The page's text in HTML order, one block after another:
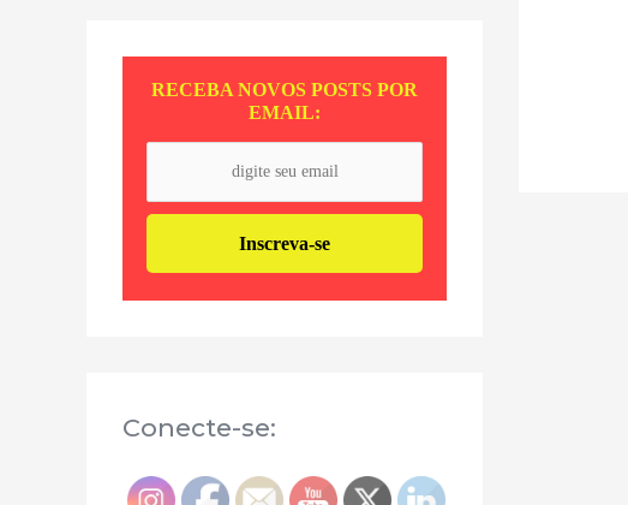
RECEBA NOVOS POSTS POR
EMAIL:
Conecte-se: